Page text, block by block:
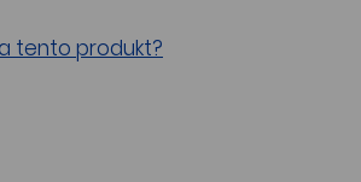
tento produkt?